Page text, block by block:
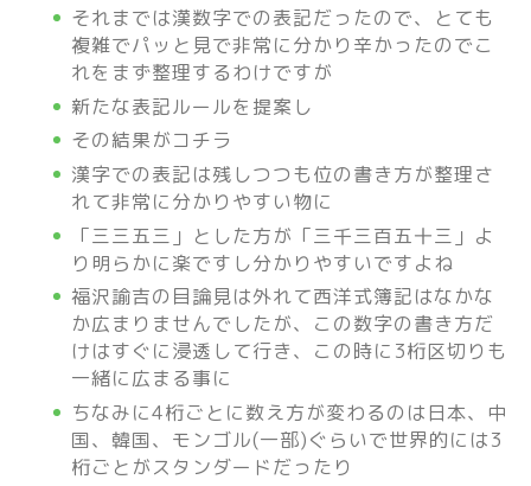
それまでは漢数字での表記だったので、とても
複雑でパッと見で非常に分かり辛かったのでこ
れをまず整理するわけですが
新たな表記ルールを提案し
その結果がコチラ
漢字での表記は残しつつも位の書き方が整理さ
れて非常に分かりやすい物に
「三三五三」とした方が「三千三百五十三」よ
り明らかに楽ですし分かりやすいですよね
福沢諭吉の目論見は外れて西洋式簿記はなかな
か広まりませんでしたが、この数字の書き方だ
けはすぐに浸透して行き、この時に3桁区切りも
一緒に広まる事に
ちなみに4桁ごとに数え方が変わるのは日本、中
国、韓国、モンゴル(一部)ぐらいで世界的には3
桁ごとがスタンダードだったり